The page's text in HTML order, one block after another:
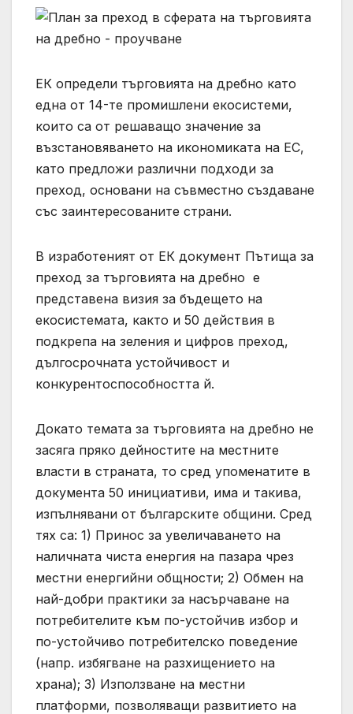
ЕК определи търговията на дребно като
една от 14-те промишлени екосистеми,
които са от решаващо значение за
възстановяването на икономиката на ЕС,
като предложи различни подходи за
преход, основани на съвместно създаване
със заинтересованите страни.
В изработеният от ЕК документ Пътища за
преход за търговията на дребно е
представена визия за бъдещето на
екосистемата, както и 50 действия в
подкрепа на зеления и цифров преход,
дългосрочната устойчивост и
конкурентоспособността й.
Докато темата за търговията на дребно не
засяга пряко дейностите на местните
власти в страната, то сред упоменатите в
документа 50 инициативи, има и такива,
изпълнявани от българските общини. Сред
тях са: 1) Принос за увеличаването на
наличната чиста енергия на пазара чрез
местни енергийни общности; 2) Обмен на
най-добри практики за насърчаване на
потребителите към по-устойчив избор и
по-устойчиво потребителско поведение
(напр. избягване на разхищението на
храна); 3) Използване на местни
платформи, позволяващи развитието на